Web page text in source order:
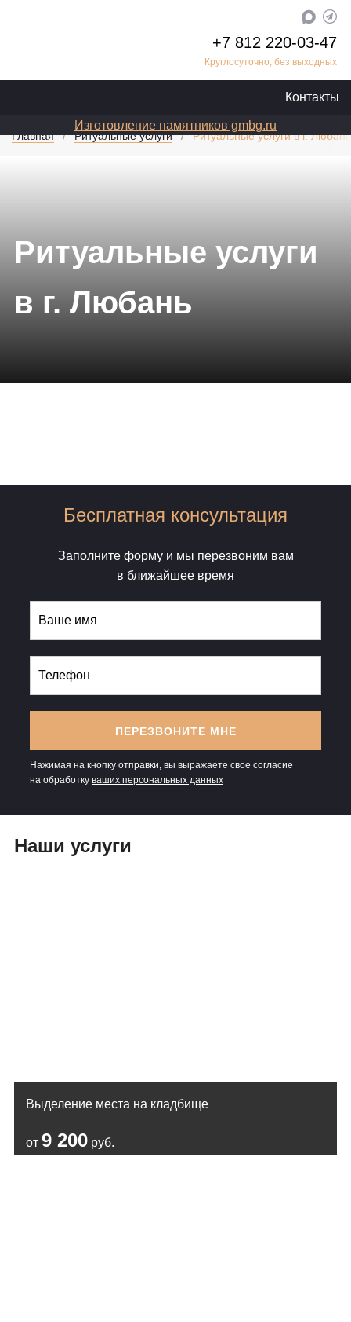
+7 812 220-03-47
Круглосуточно, без выходных
Контакты
Изготовление памятников gmbg.ru
Главная Ритуальные услуги Ритуальные услуги в г. Любань
Ритуальные услуги
в г. Любань
Бесплатная консультация
Заполните форму и мы перезвоним вам
в ближайшее время
ПЕРЕЗВОНИТЕ МНЕ
Нажимая на кнопку отправки, вы выражаете свое согласие
на обработку ваших персональных данных
Наши услуги
Выделение места на кладбище
от 9 200 руб.